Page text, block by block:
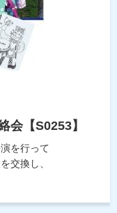
会【S0253】
を行って
換し、